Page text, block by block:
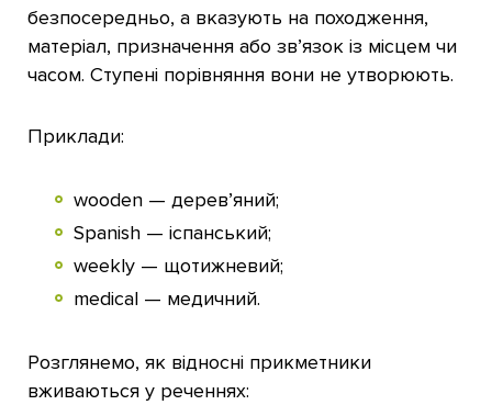
безпосередньо, а вказують на походження,
матеріал, призначення або зв’язок із місцем чи
часом. Ступені порівняння вони не утворюють.
Приклади:
wooden — дерев’яний;
Spanish — іспанський;
weekly — щотижневий;
medical — медичний.
Розглянемо, як відносні прикметники
вживаються у реченнях: